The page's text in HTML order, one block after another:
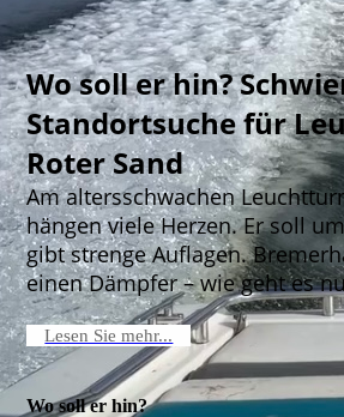
Wo soll er hin?
Standortsuche für
Roter Sand
Am altersschwachen
hängen viele Herzen. Er soll
gibt strenge Auflagen.
einen Dämpfer – wie geht es
Lesen Sie mehr...
Wo soll er hin?